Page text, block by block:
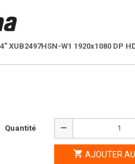
XUB2497HSN-W1 1920x1080 DP
Quantité remove
 AJOUTER